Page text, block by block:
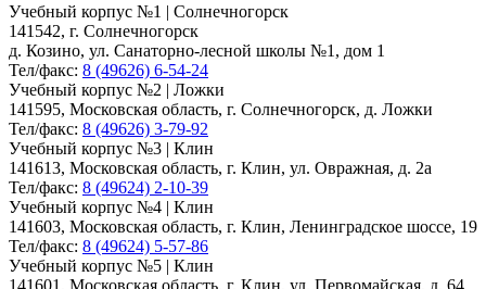
Учебный корпус №1 | Солнечногорск
141542, г. Солнечногорск
д. Козино, ул. Санаторно-лесной школы №1, дом 1
Тел/факс: 8 (49626) 6-54-24
Учебный корпус №2 | Ложки
141595, Московская область, г. Солнечногорск, д. Ложки
Тел/факс: 8 (49626) 3-79-92
Учебный корпус №3 | Клин
141613, Московская область, г. Клин, ул. Овражная, д. 2а
Тел/факс: 8 (49624) 2-10-39
Учебный корпус №4 | Клин
141603, Московская область, г. Клин, Ленинградское шоссе, 19
Тел/факс: 8 (49624) 5-57-86
Учебный корпус №5 | Клин
141601, Московская область, г. Клин, ул. Первомайская, д. 64